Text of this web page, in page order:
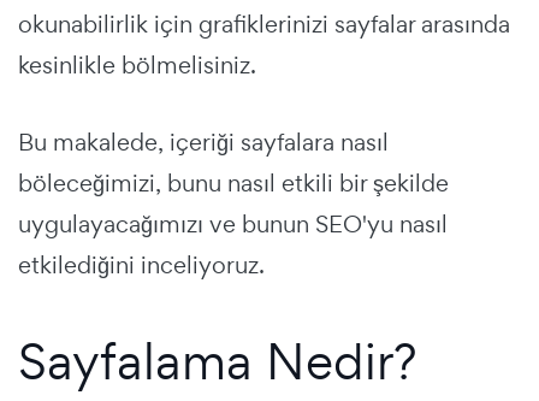
okunabilirlik için grafiklerinizi sayfalar arasında
kesinlikle bölmelisiniz.
Bu makalede, içeriği sayfalara nasıl
böleceğimizi, bunu nasıl etkili bir şekilde
uygulayacağımızı ve bunun SEO'yu nasıl
etkilediğini inceliyoruz.
Sayfalama Nedir?